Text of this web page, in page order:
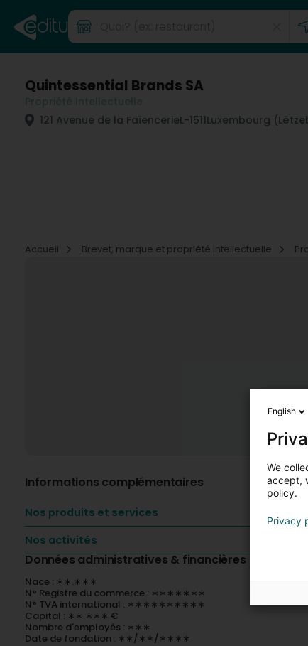
Quintessential Brands SA
121 Avenue de la FaïencerieL-1511Luxembourg
Accueil
Brevet, marque et propriété intellectuelle
Informations complémentaires
Nos produits et services
Nos activités
Données administratives & financières
Nace : ∗∗.∗∗∗
N° Registre du commerce : ∗∗∗∗∗∗∗
N° TVA international : ∗∗∗∗∗∗∗∗∗∗
Capital : ∗∗ ∗∗∗ €
Nombre d'employés : ∗∗∗
Date de fondation : ∗∗/∗∗/∗∗∗∗
English
We
accept,
policy.
Privacy